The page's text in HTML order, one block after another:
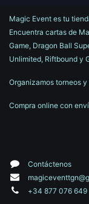
Magic Event es tu
Encuentra cartas de
Game, Dragon Ball
Unlimited, Riftbound y
Organizamos torneos
Compra online con
Contáctenos
+34 877 076 649